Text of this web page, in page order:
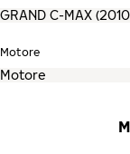
Motore